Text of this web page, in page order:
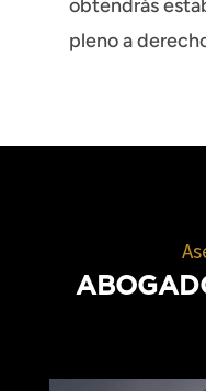
obtendrás
pleno a